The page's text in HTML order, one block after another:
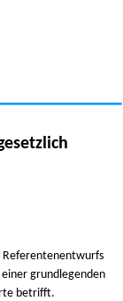
Referentenentwurfs
grundlegenden
betrifft.